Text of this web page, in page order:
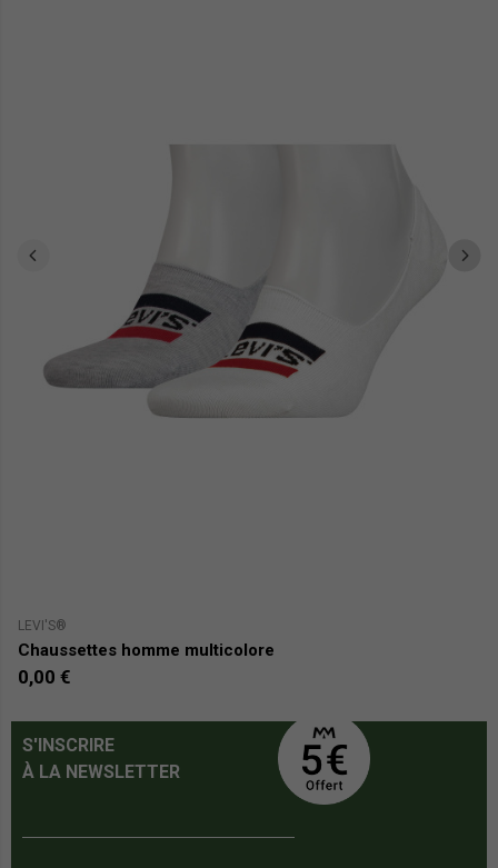
LEVI'S®
Chaussettes homme multicolore
0,00 €
S'INSCRIRE
À LA NEWSLETTER